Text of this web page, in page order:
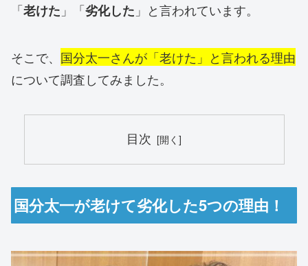
「老けた 」「劣化した 」と言われています。
そこで、 国分太一さんが「老けた」と言われる理由
について調査してみました。
目次
国分太一が老けて劣化した5つの理由！